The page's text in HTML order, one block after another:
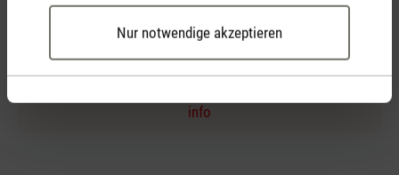
Nur notwendige akzeptieren
per Telefon
info